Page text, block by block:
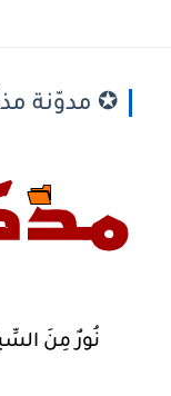
✪ مدوّنة
نُورٌ مِنَ